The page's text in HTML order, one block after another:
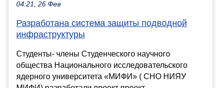
04:21, 26 Фев
Разработана система защиты подводной
инфраструктуры
Студенты- члены Студенческого научного
общества Национального исследовательского
ядерного университета «МИФИ» ( СНО НИЯУ